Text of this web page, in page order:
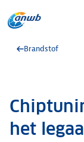
Brandstof
het